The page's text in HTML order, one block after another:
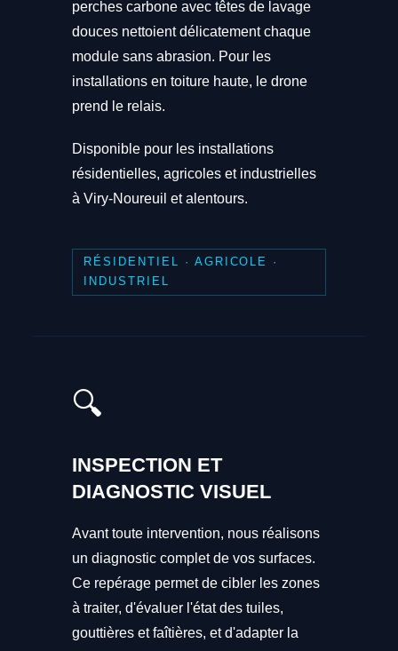
perches carbone avec têtes de lavage
douces nettoient délicatement chaque
module sans abrasion. Pour les
installations en toiture haute, le drone
prend le relais.
Disponible pour les installations
résidentielles, agricoles et industrielles
à Viry-Noureuil et alentours.
RÉSIDENTIEL · AGRICOLE ·
INDUSTRIEL
🔍
INSPECTION ET
DIAGNOSTIC VISUEL
Avant toute intervention, nous réalisons
un diagnostic complet de vos surfaces.
Ce repérage permet de cibler les zones
à traiter, d'évaluer l'état des tuiles,
gouttières et faîtières, et d'adapter la